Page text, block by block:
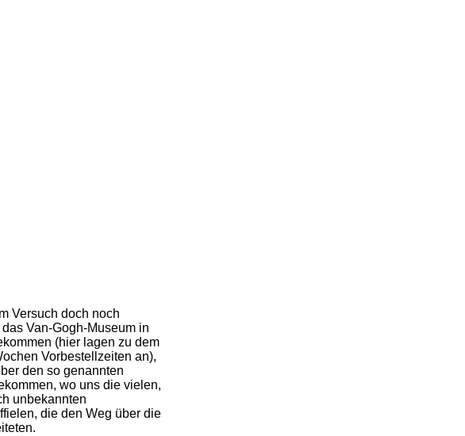
Versuch doch noch
Van-Gogh-Museum in
(hier lagen zu dem
Vorbestellzeiten an),
den so genannten
wo uns die vielen,
unbekannten
die den Weg über die